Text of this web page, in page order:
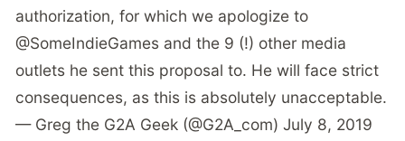
authorization, for which we apologize to
@SomeIndieGames and the 9 (!) other media
outlets he sent this proposal to. He will face strict
consequences, as this is absolutely unacceptable.
— Greg the G2A Geek (@G2A_com)July 8, 2019